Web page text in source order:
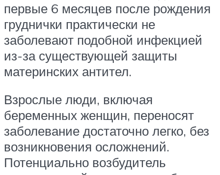
первые 6 месяцев после рождения
груднички практически не
заболевают подобной инфекцией
из-за существующей защиты
материнских антител.
Взрослые люди, включая
беременных женщин, переносят
заболевание достаточно легко, без
возникновения осложнений.
Потенциально возбудитель